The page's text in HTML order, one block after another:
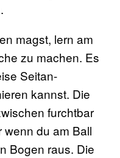
magst, lern am
zu machen. Es
Seitan-
kannst. Die
furchtbar
du am Ball
Bogen raus. Die